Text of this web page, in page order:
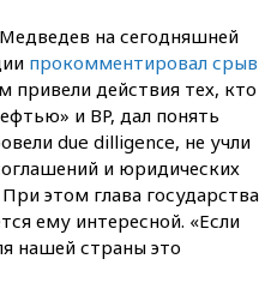
на сегодняшней
прокомментировал срыв
привели действия тех, кто
и BP, дал понять
due dilligence, не учли
и юридических
этом глава государства
ему интересной. «Если
нашей страны это